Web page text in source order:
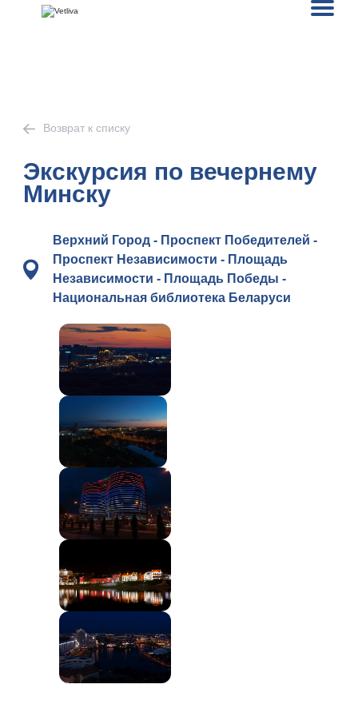
Возврат к списку
Экскурсия по вечернему
Минску
Верхний Город - Проспект Победителей -
Проспект Независимости - Площадь
Независимости - Площадь Победы -
Национальная библиотека Беларуси